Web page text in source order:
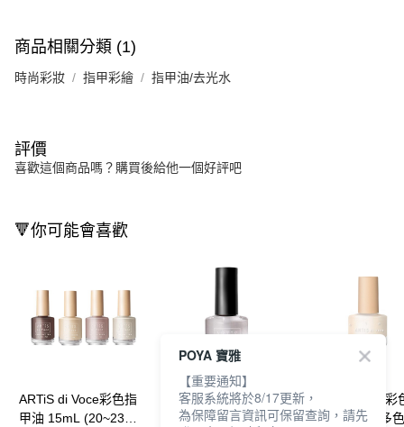
商品相關分類 (1)
時尚彩妝 指甲彩繪 指甲油/去光水
評價
喜歡這個商品嗎？購買後給他一個好評吧
🔻你可能會喜歡
ARTiS di Voce彩色指
甲油 15mL (20~23任
ARTiS di Voce彩色指
甲油 15mL (3款任選)
ARTiS di Voce彩
甲油6ml-(MN多
POYA 寶雅
【重要通知】
客服系統將於8/17更新，
為保障留言資訊可保留查詢，請先